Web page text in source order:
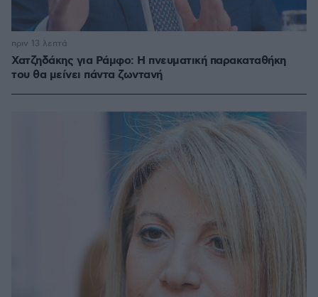
Χατζηδάκης για Ράμφο: Η πνευματική παρακαταθήκη
του θα μείνει πάντα ζωντανή
πριν 13 λεπτά